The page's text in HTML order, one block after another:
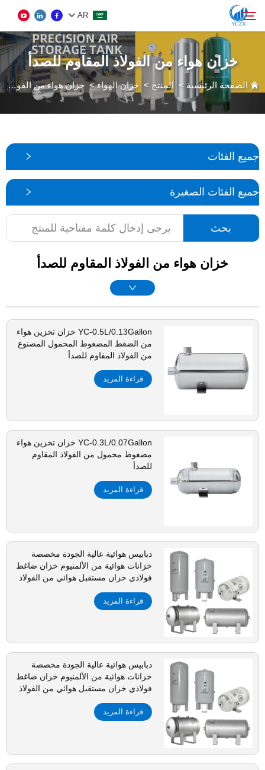
AR
المنتج
معلومات عنا
أخبار
اتصل بنا
بحث
خزان هواء من الفولاذ المقاوم للصدأ
الصفحة الرئيسية > المنتج >خزان الهواء> خزان هواء من الفولاذ المقاوم للصدأ
جميع الفئات
جميع الفئات الصغيرة
بحث
خزان هواء من الفولاذ المقاوم للصدأ
YC-0.5L/0.13Gallon خزان تخزين هواء
من الضغط المضغوط المحمول المصنوع
من الفولاذ المقاوم للصدأ
قراءة المزيد
YC-0.3L/0.07Gallon خزان تخزين هواء
مضغوط محمول من الفولاذ المقاوم
للصدأ
قراءة المزيد
دبابيس هوائية عالية الجودة مخصصة
خزانات هوائية من الألمنيوم خزان ضاغط
فولاذي خزان مستقبل هوائي من الفولاذ
قراءة المزيد
دبابيس هوائية عالية الجودة مخصصة
خزانات هوائية من الألمنيوم خزان ضاغط
فولاذي خزان مستقبل هوائي من الفولاذ
قراءة المزيد